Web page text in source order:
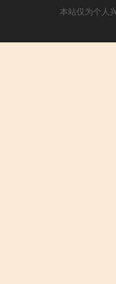
本站仅为个人